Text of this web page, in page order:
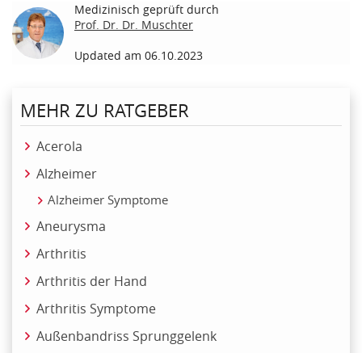
Medizinisch geprüft durch
Prof. Dr. Dr. Muschter
Updated am 06.10.2023
MEHR ZU RATGEBER
Acerola
Alzheimer
Alzheimer Symptome
Aneurysma
Arthritis
Arthritis der Hand
Arthritis Symptome
Außenbandriss Sprunggelenk